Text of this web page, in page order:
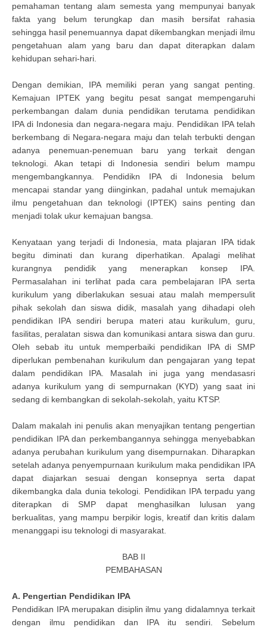
pemahaman tentang alam semesta yang mempunyai banyak
fakta yang belum terungkap dan masih bersifat rahasia
sehingga hasil penemuannya dapat dikembangkan menjadi ilmu
pengetahuan alam yang baru dan dapat diterapkan dalam
kehidupan sehari-hari.
Dengan demikian, IPA memiliki peran yang sangat penting.
Kemajuan IPTEK yang begitu pesat sangat mempengaruhi
perkembangan dalam dunia pendidikan terutama pendidikan
IPA di Indonesia dan negara-negara maju. Pendidikan IPA telah
berkembang di Negara-negara maju dan telah terbukti dengan
adanya penemuan-penemuan baru yang terkait dengan
teknologi. Akan tetapi di Indonesia sendiri belum mampu
mengembangkannya. Pendidikn IPA di Indonesia belum
mencapai standar yang diinginkan, padahal untuk memajukan
ilmu pengetahuan dan teknologi (IPTEK) sains penting dan
menjadi tolak ukur kemajuan bangsa.
Kenyataan yang terjadi di Indonesia, mata plajaran IPA tidak
begitu diminati dan kurang diperhatikan. Apalagi melihat
kurangnya pendidik yang menerapkan konsep IPA.
Permasalahan ini terlihat pada cara pembelajaran IPA serta
kurikulum yang diberlakukan sesuai atau malah mempersulit
pihak sekolah dan siswa didik, masalah yang dihadapi oleh
pendidikan IPA sendiri berupa materi atau kurikulum, guru,
fasilitas, peralatan siswa dan komunikasi antara siswa dan guru.
Oleh sebab itu untuk memperbaiki pendidikan IPA di SMP
diperlukan pembenahan kurikulum dan pengajaran yang tepat
dalam pendidikan IPA. Masalah ini juga yang mendasasri
adanya kurikulum yang di sempurnakan (KYD) yang saat ini
sedang di kembangkan di sekolah-sekolah, yaitu KTSP.
Dalam makalah ini penulis akan menyajikan tentang pengertian
pendidikan IPA dan perkembangannya sehingga menyebabkan
adanya perubahan kurikulum yang disempurnakan. Diharapkan
setelah adanya penyempurnaan kurikulum maka pendidikan IPA
dapat diajarkan sesuai dengan konsepnya serta dapat
dikembangka dala dunia tekologi. Pendidikan IPA terpadu yang
diterapkan di SMP dapat menghasilkan lulusan yang
berkualitas, yang mampu berpikir logis, kreatif dan kritis dalam
menanggapi isu teknologi di masyarakat.
BAB II
PEMBAHASAN
A. Pengertian Pendidikan IPA
Pendidikan IPA merupakan disiplin ilmu yang didalamnya terkait
dengan ilmu pendidikan dan IPA itu sendiri. Sebelum